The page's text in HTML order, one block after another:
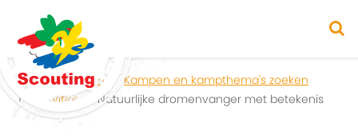
Home Zoeken
Kampen en kampthema's zoeken
Activiteit
Natuurlijke dromenvanger met betekenis